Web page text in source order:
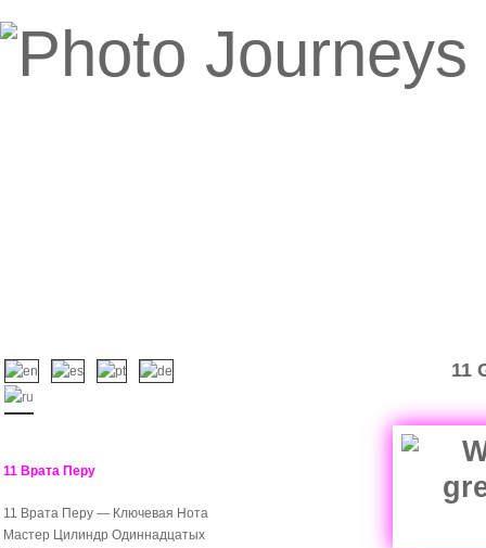
11
11 Врата Перу
11 Врата Перу — Ключевая Нота
Мастер Цилиндр Одиннадцатых